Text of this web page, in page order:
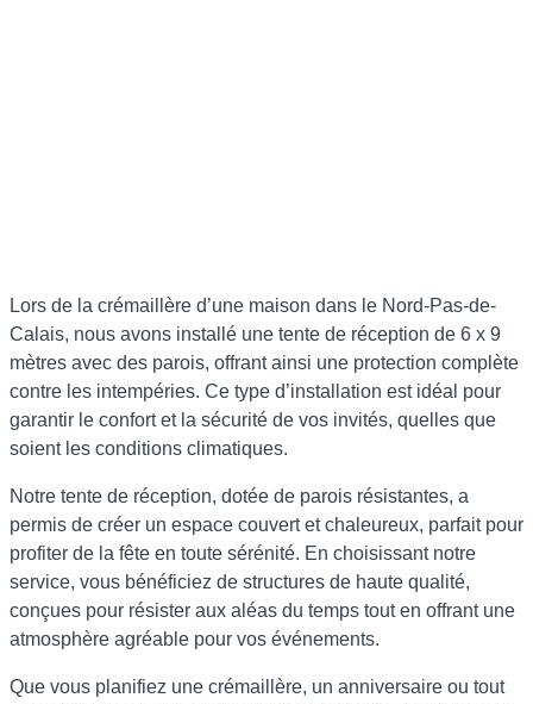
Lors de la crémaillère d’une maison dans le Nord-Pas-de-
Calais, nous avons installé une tente de réception de 6 x 9
mètres avec des parois, offrant ainsi une protection complète
contre les intempéries. Ce type d’installation est idéal pour
garantir le confort et la sécurité de vos invités, quelles que
soient les conditions climatiques.
Notre tente de réception, dotée de parois résistantes, a
permis de créer un espace couvert et chaleureux, parfait pour
profiter de la fête en toute sérénité. En choisissant notre
service, vous bénéficiez de structures de haute qualité,
conçues pour résister aux aléas du temps tout en offrant une
atmosphère agréable pour vos événements.
Que vous planifiez une crémaillère, un anniversaire ou tout